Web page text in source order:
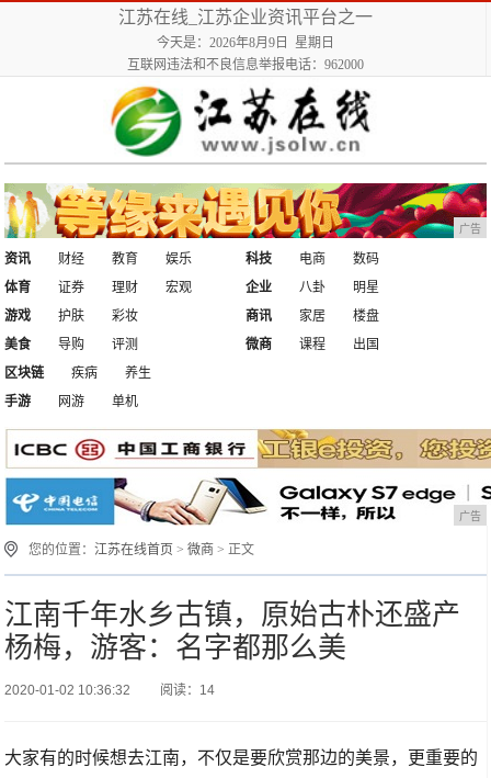
江苏在线_江苏企业资讯平台之一
今天是：2026年8月9日 星期日
互联网违法和不良信息举报电话：962000
广告
资讯 财经 教育
娱乐
体育
证券 理财 宏观
科技 电商
数码
企业
八卦
明星
游戏
护肤
彩妆
美食
导购 评测
商讯 家居
楼盘
微商
课程
出国
区块链
疾病
养生
手游
网游 单机
广告
您的位置：江苏在线首页 >微商 > 正文
江南千年水乡古镇，原始古朴还盛产
杨梅，游客：名字都那么美
2020-01-02 10:36:32 阅读：14
大家有的时候想去江南，不仅是要欣赏那边的美景，更重要的